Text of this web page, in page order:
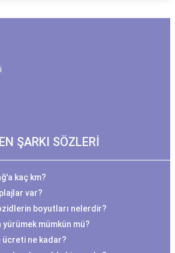
ŞARKI SÖZLERİ
kaç km?
var?
boyutları nelerdir?
mümkün mü?
ücreti ne kadar?